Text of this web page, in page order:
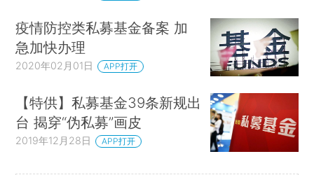
疫情防控类私募基金备案 加
急加快办理
2020年02月01日 APP打开
【特供】私募基金39条新规出
台 揭穿“伪私募”画皮
2019年12月28日 APP打开